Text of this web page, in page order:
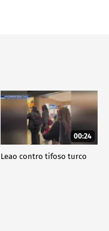
00:24
Leao contro tifoso turco